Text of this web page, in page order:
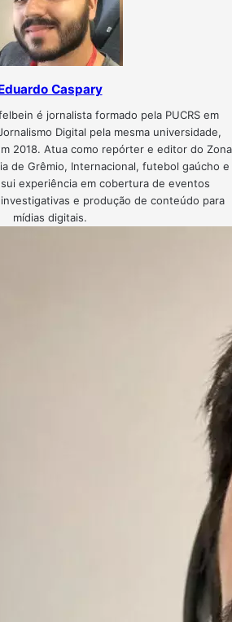
Caspary
é jornalista formado pela PUCRS em
Digital pela mesma universidade,
2018. Atua como repórter e editor do Zona
de Grêmio, Internacional, futebol gaúcho e
experiência em cobertura de eventos
e produção de conteúdo para
mídias digitais.